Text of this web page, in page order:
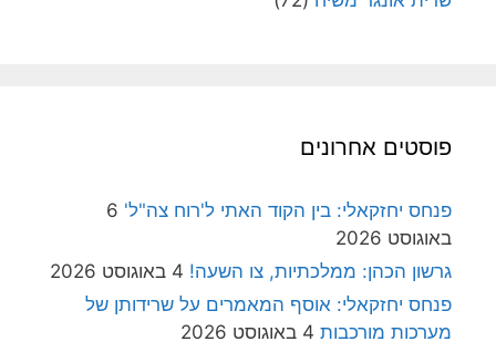
פוסטים אחרונים
פנחס יחזקאלי: בין הקוד האתי ל'רוח צה"ל' 6
באוגוסט 2026
גרשון הכהן: ממלכתיות, צו השעה! 4 באוגוסט 2026
פנחס יחזקאלי: אוסף המאמרים על שרידותן של
מערכות מורכבות 4 באוגוסט 2026